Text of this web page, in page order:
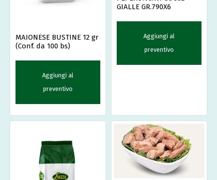
MAIONESE BUSTINE 12 gr
(Conf. da 100 bs)
Aggiungi al
preventivo
GIALLE GR.790X6
Aggiungi al
preventivo